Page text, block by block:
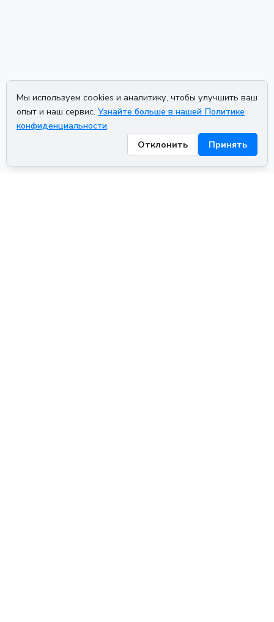
Мы используем cookies и аналитику, чтобы улучшить ваш
опыт и наш сервис. Узнайте больше в нашей Политике
конфиденциальности.
Отклонить
Принять